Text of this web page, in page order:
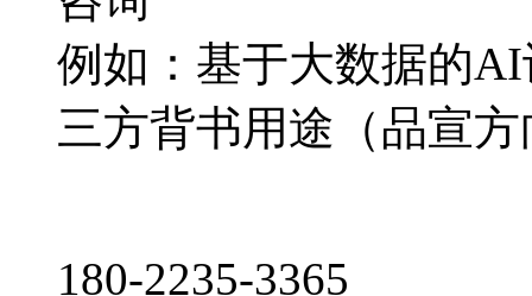
例如：基于大数据的
三方背书用途（品宣
180-2235-3365